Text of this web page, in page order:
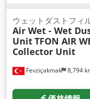
Fevziçakmak 8,794
ウェットダストフィ
Air Wet - Wet
UnitTFON AIR
Collector Unit